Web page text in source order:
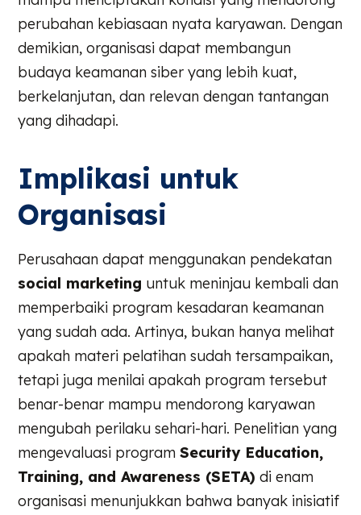
perubahan kebiasaan nyata karyawan. Dengan
demikian, organisasi dapat membangun
budaya keamanan siber yang lebih kuat,
berkelanjutan, dan relevan dengan tantangan
yang dihadapi.
Implikasi untuk
Organisasi
Perusahaan dapat menggunakan pendekatan
social marketing untuk meninjau kembali dan
memperbaiki program kesadaran keamanan
yang sudah ada. Artinya, bukan hanya melihat
apakah materi pelatihan sudah tersampaikan,
tetapi juga menilai apakah program tersebut
benar-benar mampu mendorong karyawan
mengubah perilaku sehari-hari. Penelitian yang
mengevaluasi programSecurity Education,
Training, and Awareness (SETA) di enam
organisasi menunjukkan bahwa banyak inisiatif